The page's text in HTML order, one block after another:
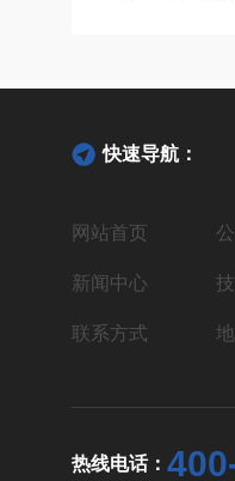
快速导航：
网站首页
新闻中心
联系方式
热线电话：